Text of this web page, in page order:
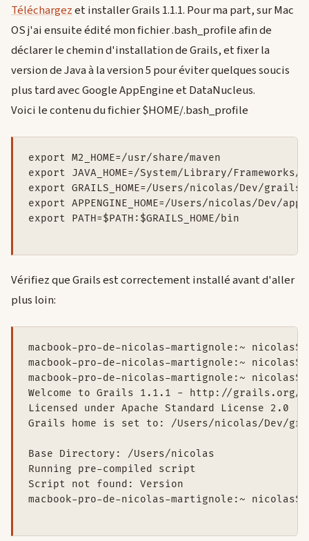
Téléchargezet installer Grails 1.1.1. Pour ma part, sur Mac
OS j'ai ensuite édité mon fichier .bash_profile afin de
déclarer le chemin d'installation de Grails, et fixer la
version de Java à la version 5 pour éviter quelques soucis
plus tard avec Google AppEngine et DataNucleus.
Voici le contenu du fichier $HOME/.bash_profile
export M2_HOME=/usr/share/maven
export JAVA_HOME=/System/Library/
export GRAILS_HOME=/Users/nicolas/Dev/
export APPENGINE_HOME=/Users/nicolas/Dev/
export PATH=$PATH:$GRAILS_HOME/bin
Vérifiez que Grails est correctement installé avant d'aller
plus loin:
macbook-pro-de-nicolas-martignole:~ nicolas$
macbook-pro-de-nicolas-martignole:~ nicolas$
macbook-pro-de-nicolas-martignole:~
Welcome to Grails 1.1.1 - http://grails.org/
Licensed under Apache Standard License 2.0
Grails home is set to: /Users/nicolas/Dev/
Base Directory: /Users/nicolas
Running pre-compiled script
Script not found: Version
macbook-pro-de-nicolas-martignole:~ nicolas$